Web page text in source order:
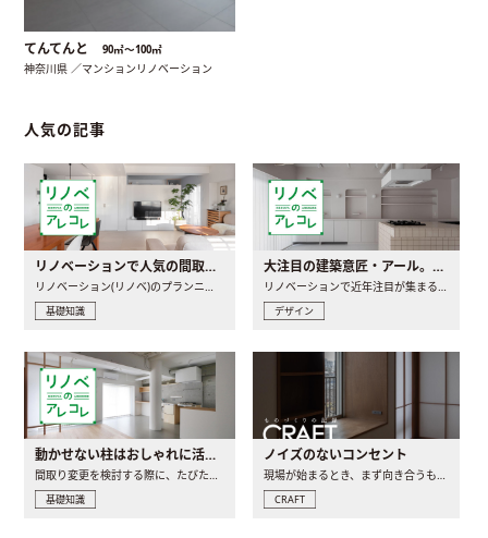
てんてんと 90㎡〜100㎡
神奈川県 ／マンションリノベーション
人気の記事
リノベーションで人気の間取りとは？トレンドの間取りと実例を徹底解説
リノベーション(リノベ)のプランニングで一番最初に決めるのは..
基礎知識
大注目の建築意匠・アール。人気の理由と空間に取り入れるポイント
リノベーションで近年注目が集まる建築意匠の一つであるアール..
デザイン
動かせない柱はおしゃれに活用！柱を魅せるリノベーション(リノベ)4選
間取り変更を検討する際に、たびたび皆さんの頭を悩ませる動か..
基礎知識
ノイズのないコンセント
現場が始まるとき、まず向き合うものの一つがコンセントです..
CRAFT